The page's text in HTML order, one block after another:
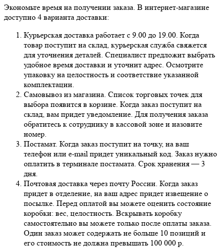
Экономьте время на получении заказа. В интернет-магазине
доступно 4 варианта доставки:
Курьерская доставка работает с 9.00 до 19.00. Когда
товар поступит на склад, курьерская служба свяжется
для уточнения деталей. Специалист предложит выбрать
удобное время доставки и уточнит адрес. Осмотрите
упаковку на целостность и соответствие указанной
комплектации.
Самовывоз из магазина. Список торговых точек для
выбора появится в корзине. Когда заказ поступит на
склад, вам придет уведомление. Для получения заказа
обратитесь к сотруднику в кассовой зоне и назовите
номер.
Постамат. Когда заказ поступит на точку, на ваш
телефон или e-mail придет уникальный код. Заказ нужно
оплатить в терминале постамата. Срок хранения — 3
дня.
Почтовая доставка через почту России. Когда заказ
придет в отделение, на ваш адрес придет извещение о
посылке. Перед оплатой вы можете оценить состояние
коробки: вес, целостность. Вскрывать коробку
самостоятельно вы можете только после оплаты заказа.
Один заказ может содержать не больше 10 позиций и
его стоимость не должна превышать 100 000 р.